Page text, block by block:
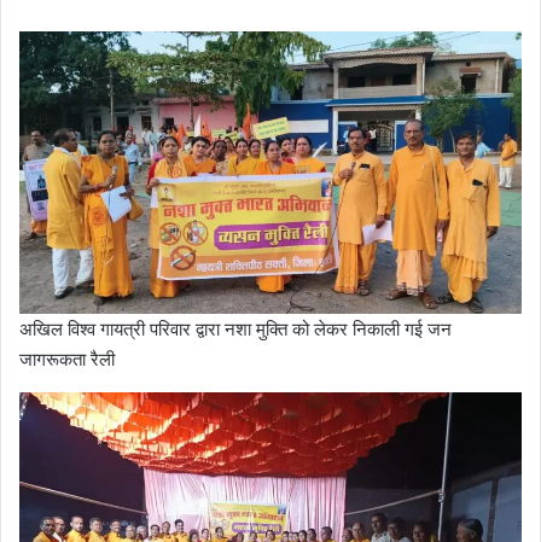
अखिल विश्व गायत्री परिवार द्वारा नशा मुक्ति को लेकर निकाली गई जन
जागरूकता रैली